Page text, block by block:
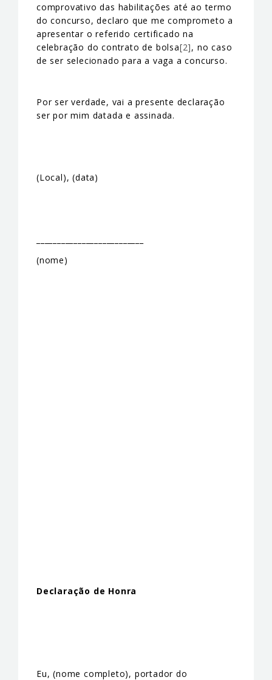
comprovativo das habilitações até ao termo
do concurso, declaro que me comprometo a
apresentar o referido certificado na
celebração do contrato de bolsa[2], no caso
de ser selecionado para a vaga a concurso.
Por ser verdade, vai a presente declaração
ser por mim datada e assinada.
(Local), (data)
(nome)
Declaração de Honra
Eu, (nome completo), portador do